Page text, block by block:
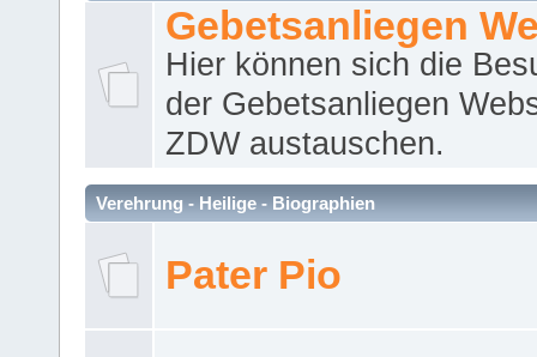
Gebetsanliegen
Hier können sich die
der Gebetsanliegen
ZDW austauschen.
Verehrung - Heilige - Biographien
Pater Pio